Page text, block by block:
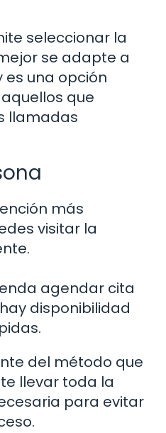
seleccionar la
se adapte a
es una opción
que
llamadas
más
visitar la
agendar cita
disponibilidad
del método que
llevar toda la
para evitar